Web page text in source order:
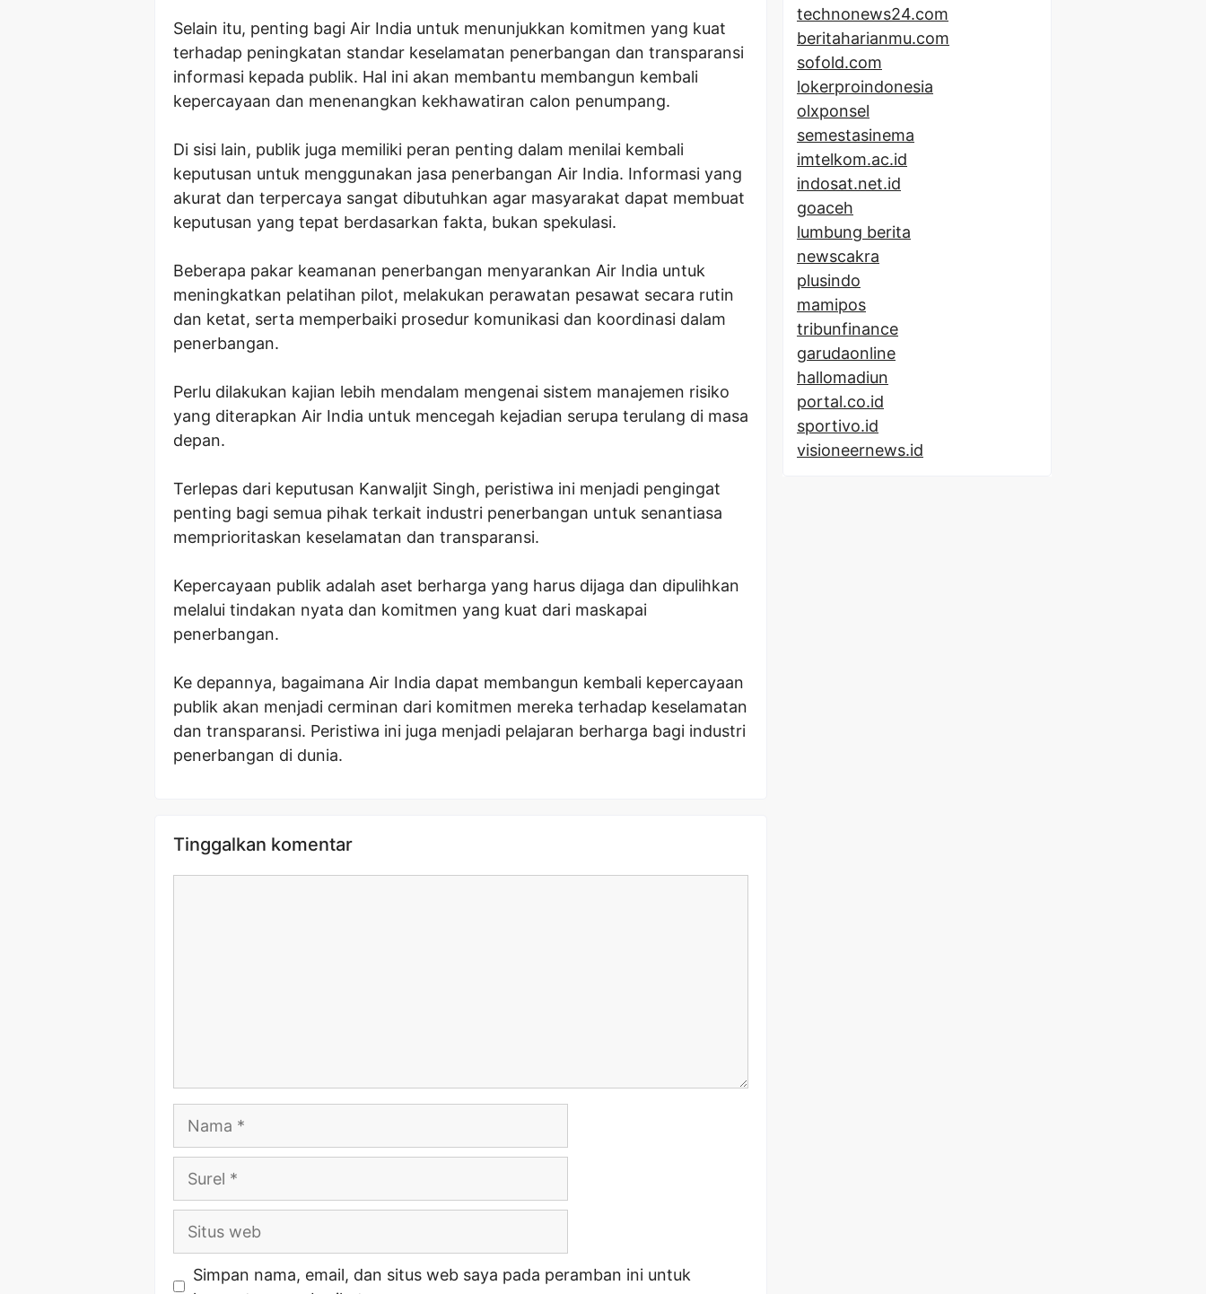
Selain itu, penting bagi Air India untuk menunjukkan komitmen yang kuat
terhadap peningkatan standar keselamatan penerbangan dan transparansi
informasi kepada publik. Hal ini akan membantu membangun kembali
kepercayaan dan menenangkan kekhawatiran calon penumpang.
Di sisi lain, publik juga memiliki peran penting dalam menilai kembali
keputusan untuk menggunakan jasa penerbangan Air India. Informasi yang
akurat dan terpercaya sangat dibutuhkan agar masyarakat dapat membuat
keputusan yang tepat berdasarkan fakta, bukan spekulasi.
Beberapa pakar keamanan penerbangan menyarankan Air India untuk
meningkatkan pelatihan pilot, melakukan perawatan pesawat secara rutin
dan ketat, serta memperbaiki prosedur komunikasi dan koordinasi dalam
penerbangan.
Perlu dilakukan kajian lebih mendalam mengenai sistem manajemen risiko
yang diterapkan Air India untuk mencegah kejadian serupa terulang di masa
depan.
Terlepas dari keputusan Kanwaljit Singh, peristiwa ini menjadi pengingat
penting bagi semua pihak terkait industri penerbangan untuk senantiasa
memprioritaskan keselamatan dan transparansi.
Kepercayaan publik adalah aset berharga yang harus dijaga dan dipulihkan
melalui tindakan nyata dan komitmen yang kuat dari maskapai
penerbangan.
Ke depannya, bagaimana Air India dapat membangun kembali kepercayaan
publik akan menjadi cerminan dari komitmen mereka terhadap keselamatan
dan transparansi. Peristiwa ini juga menjadi pelajaran berharga bagi industri
penerbangan di dunia.
Tinggalkan komentar
Surel
Situs
Simpan nama, email, dan situs web saya pada peramban ini untuk
technonews24.com
beritaharianmu.com
sofold.com
lokerproindonesia
olxponsel
semestasinema
imtelkom.ac.id
indosat.net.id
goaceh
lumbung berita
newscakra
plusindo
mamipos
tribunfinance
garudaonline
hallomadiun
portal.co.id
sportivo.id
visioneernews.id